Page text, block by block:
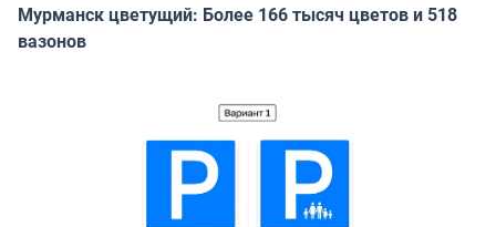
Мурманск цветущий: Более 166 тысяч цветов и 518
вазонов